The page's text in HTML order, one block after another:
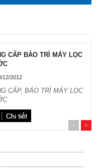
CẤP BẢO TRÌ MÁY LỌC
12/2012
CẤP, BẢO TRÌ MÁY LỌC